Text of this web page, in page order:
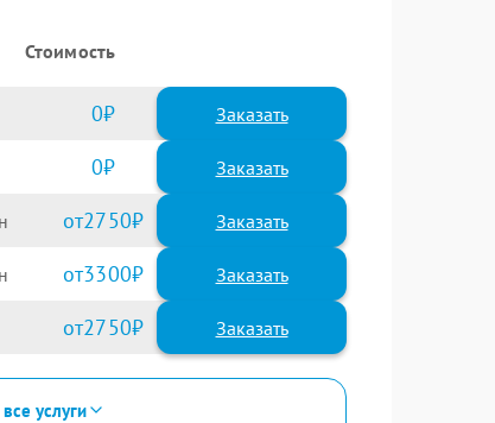
Стоимость
0 Заказать
0 Заказать
2750
3300
2750
услуги